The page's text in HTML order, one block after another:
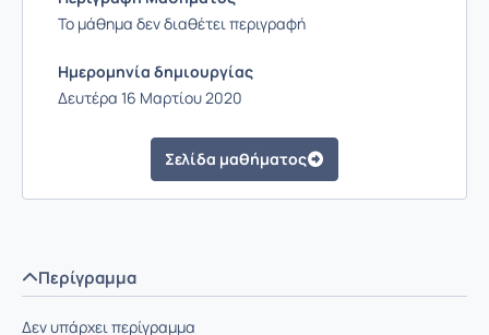
Το μάθημα δεν διαθέτει περιγραφή
Ημερομηνία δημιουργίας
Δευτέρα 16 Μαρτίου 2020
Σελίδα μαθήματος
Περίγραμμα
Δεν υπάρχει περίγραμμα